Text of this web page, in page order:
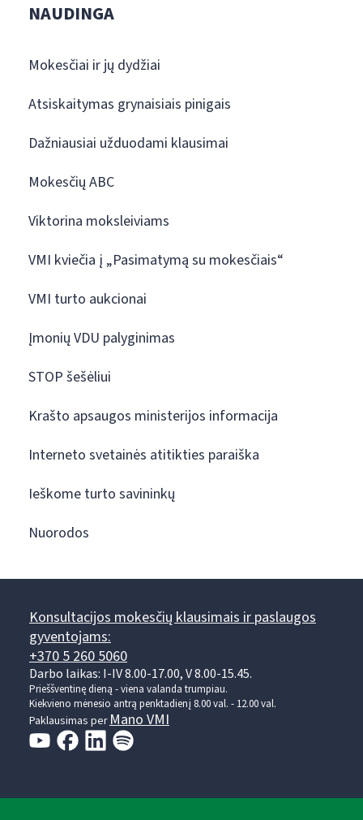
NAUDINGA
Mokesčiai ir jų dydžiai
Atsiskaitymas grynaisiais pinigais
Dažniausiai užduodami klausimai
Mokesčių ABC
Viktorina moksleiviams
VMI kviečia į „Pasimatymą su mokesčiais“
VMI turto aukcionai
Įmonių VDU palyginimas
STOP šešėliui
Krašto apsaugos ministerijos informacija
Interneto svetainės atitikties paraiška
Ieškome turto savininkų
Nuorodos
Konsultacijos mokesčių klausimais ir paslaugos
gyventojams:
+370 5 260 5060
Darbo laikas: I-IV 8.00-17.00, V 8.00-15.45.
Prieššventinę dieną - viena valanda trumpiau.
Kiekvieno mėnesio antrą penktadienį 8.00 val. - 12.00 val.
Paklausimas perMano VMI